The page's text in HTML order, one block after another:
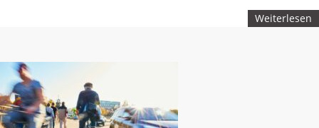
Weiterlesen